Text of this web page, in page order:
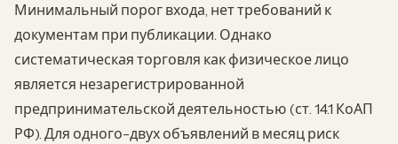
Минимальный порог входа, нет требований к
документам при публикации. Однако
систематическая торговля как физическое лицо
является незарегистрированной
предпринимательской деятельностью (ст. 14.1 КоАП
РФ). Для одного-двух объявлений в месяц риск